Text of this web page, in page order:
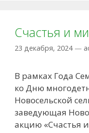
Счастья и
23 декабря, 2024 —
В рамках Года
ко Дню
Новосельской
заведующая
акцию «Счастья